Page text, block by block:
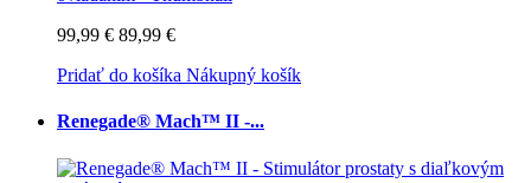
99,99 € 89,99 €
Pridať do košíka Nákupný košík
Renegade® Mach™ II -...